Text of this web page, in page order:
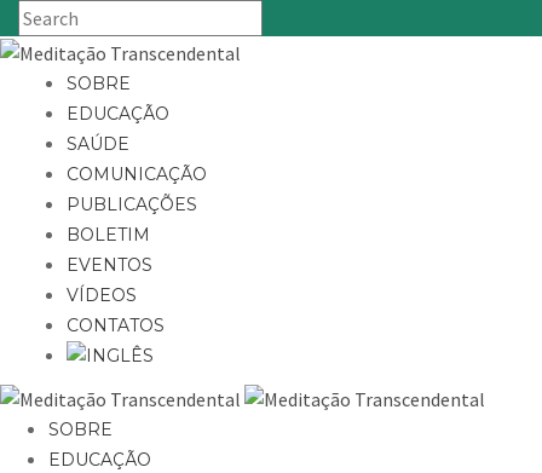
SOBRE
EDUCAÇÃO
SAÚDE
COMUNICAÇÃO
PUBLICAÇÕES
BOLETIM
EVENTOS
VÍDEOS
CONTATOS
SOBRE
EDUCAÇÃO